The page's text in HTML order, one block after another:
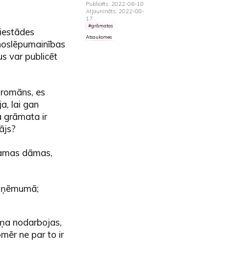
Publicēts: 2022-06-18
Atjaunināts: 2022-08-
17
grāmatas
Atsauksmes
var publicēt
es
lai gan
grāmata ir
dāmas,
nodarbojas,
ne par to ir